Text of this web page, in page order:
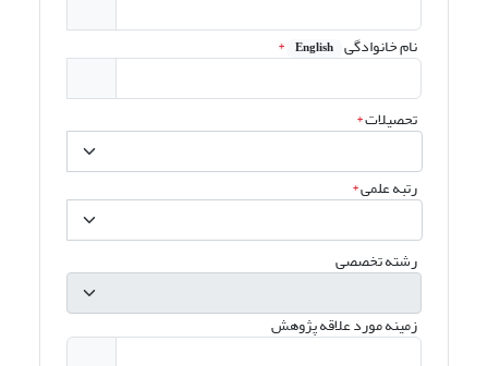
نام خانوادگی English
*
تحصیلات*
رتبه علمی*
رشته تخصصی
زمینه مورد علاقه پژوهش